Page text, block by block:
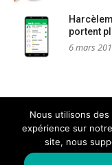
portent
6 mars
Mentions
Copyright © AM
Nous utilisons
expérience sur
site, nous